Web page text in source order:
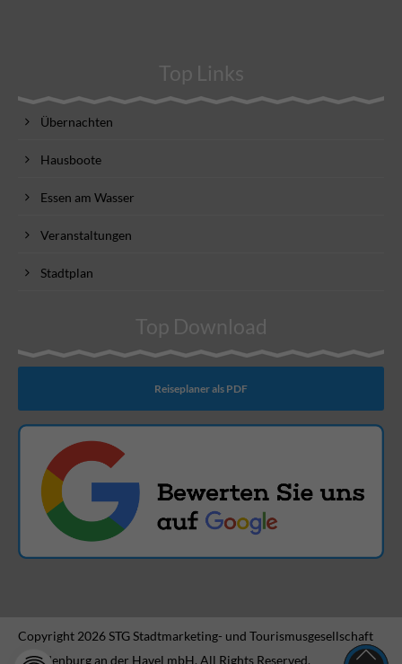
Top Links
Übernachten
Hausboote
Essen am Wasser
Veranstaltungen
Stadtplan
Top Download
Reiseplaner als PDF
Copyright 2026 STG Stadtmarketing- und Tourismusgesellschaft
Brandenburg an der Havel mbH. All Rights Reserved.